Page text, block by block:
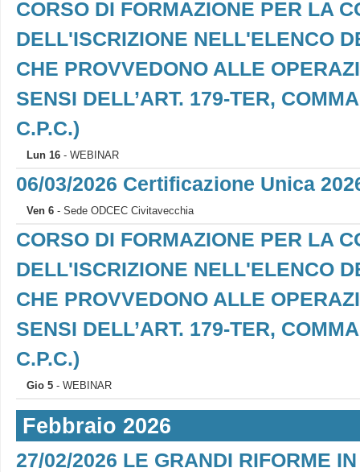
CORSO DI FORMAZIONE PER LA
DELL'ISCRIZIONE NELL'ELENCO
CHE PROVVEDONO ALLE
SENSI DELL’ART. 179-TER,
C.P.C.)
Lun 16- WEBINAR
06/03/2026 Certificazione Unica
Ven 6- Sede ODCEC Civitavecchia
CORSO DI FORMAZIONE PER LA
DELL'ISCRIZIONE NELL'ELENCO
CHE PROVVEDONO ALLE
SENSI DELL’ART. 179-TER,
C.P.C.)
Gio 5- WEBINAR
Febbraio 2026
27/02/2026 LE GRANDI RIFORME